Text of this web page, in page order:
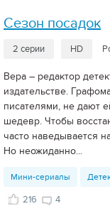
Сезон посадок
2 серии HD
Вера – редактор
издательстве.
писателями, не дают
шедевр. Чтобы
часто наведывается
Но неожиданно...
Мини-сериалы
216 4